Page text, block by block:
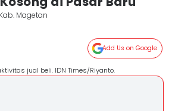
Kab. Magetan
Add Us on Google
jual beli. IDN Times/Riyanto.